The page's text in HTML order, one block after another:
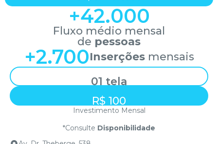
+42.000
Fluxo médio mensal
de pessoas
+2.700Inserçõesmensais
01 tela
R$ 100
Investimento Mensal
*Consulte Disponibilidade